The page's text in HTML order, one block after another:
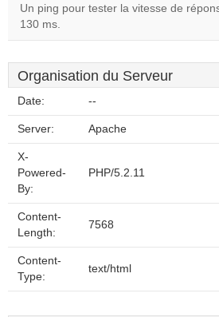
Un ping pour tester la vitesse de
130 ms.
Organisation du Serveur
Date: --
Server: Apache
X-
Powered-
By:
PHP/5.2.11
Content-
Length:
7568
Content-
Type:
text/html